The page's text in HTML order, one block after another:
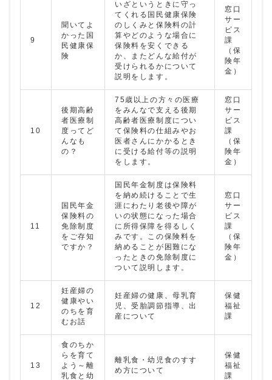
9
聞いてよ
かった国
民健康保
険
いざというときに守っ
てくれる国民健康保険
のしくみと保険料の計
算やどのような場合に
保険料を安くできる
か、またどんな給付が
受けられるかについて
説明をします。
窓口
サー
ビス
課
（保
険年
金）
10
後期高齢
者医療制
度ってど
んなも
の？
75歳以上の方々の医療
をみんなで支える後期
高齢者医療制度につい
て保険料の仕組みやお
医者さんにかかるとき
に受ける給付等の説明
をします。
窓口
サー
ビス
課
（保
険年
金）
11
国民年金
保険料の
免除制度
をご存知
ですか？
国民年金制度は保険料
を納め続けることで生
涯にわたり老後や障が
いの状態になった場合
に所得保障を得るしく
みです。この保険料を
納めることが困難にな
ったときの免除制度に
ついて説明します。
窓口
サー
ビス
課
（保
険年
金）
12
妊産婦の
健康やい
のちを育
むお話
妊産婦の健康、母乳育
児、受胎調節指導、出
産について
保健
福祉
課
13
食のちか
らを育て
よう～離
乳食と幼
離乳食・幼児食のすす
め方について
保健
福祉
課